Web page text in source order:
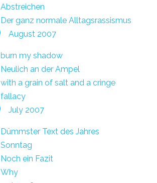
Abstreichen
Der ganz normale Alltagsrassismus
August 2007
burn my shadow
Neulich an der Ampel
with a grain of salt and a cringe
fallacy
July 2007
Dümmster Text des Jahres
Sonntag
Noch ein Fazit
Why